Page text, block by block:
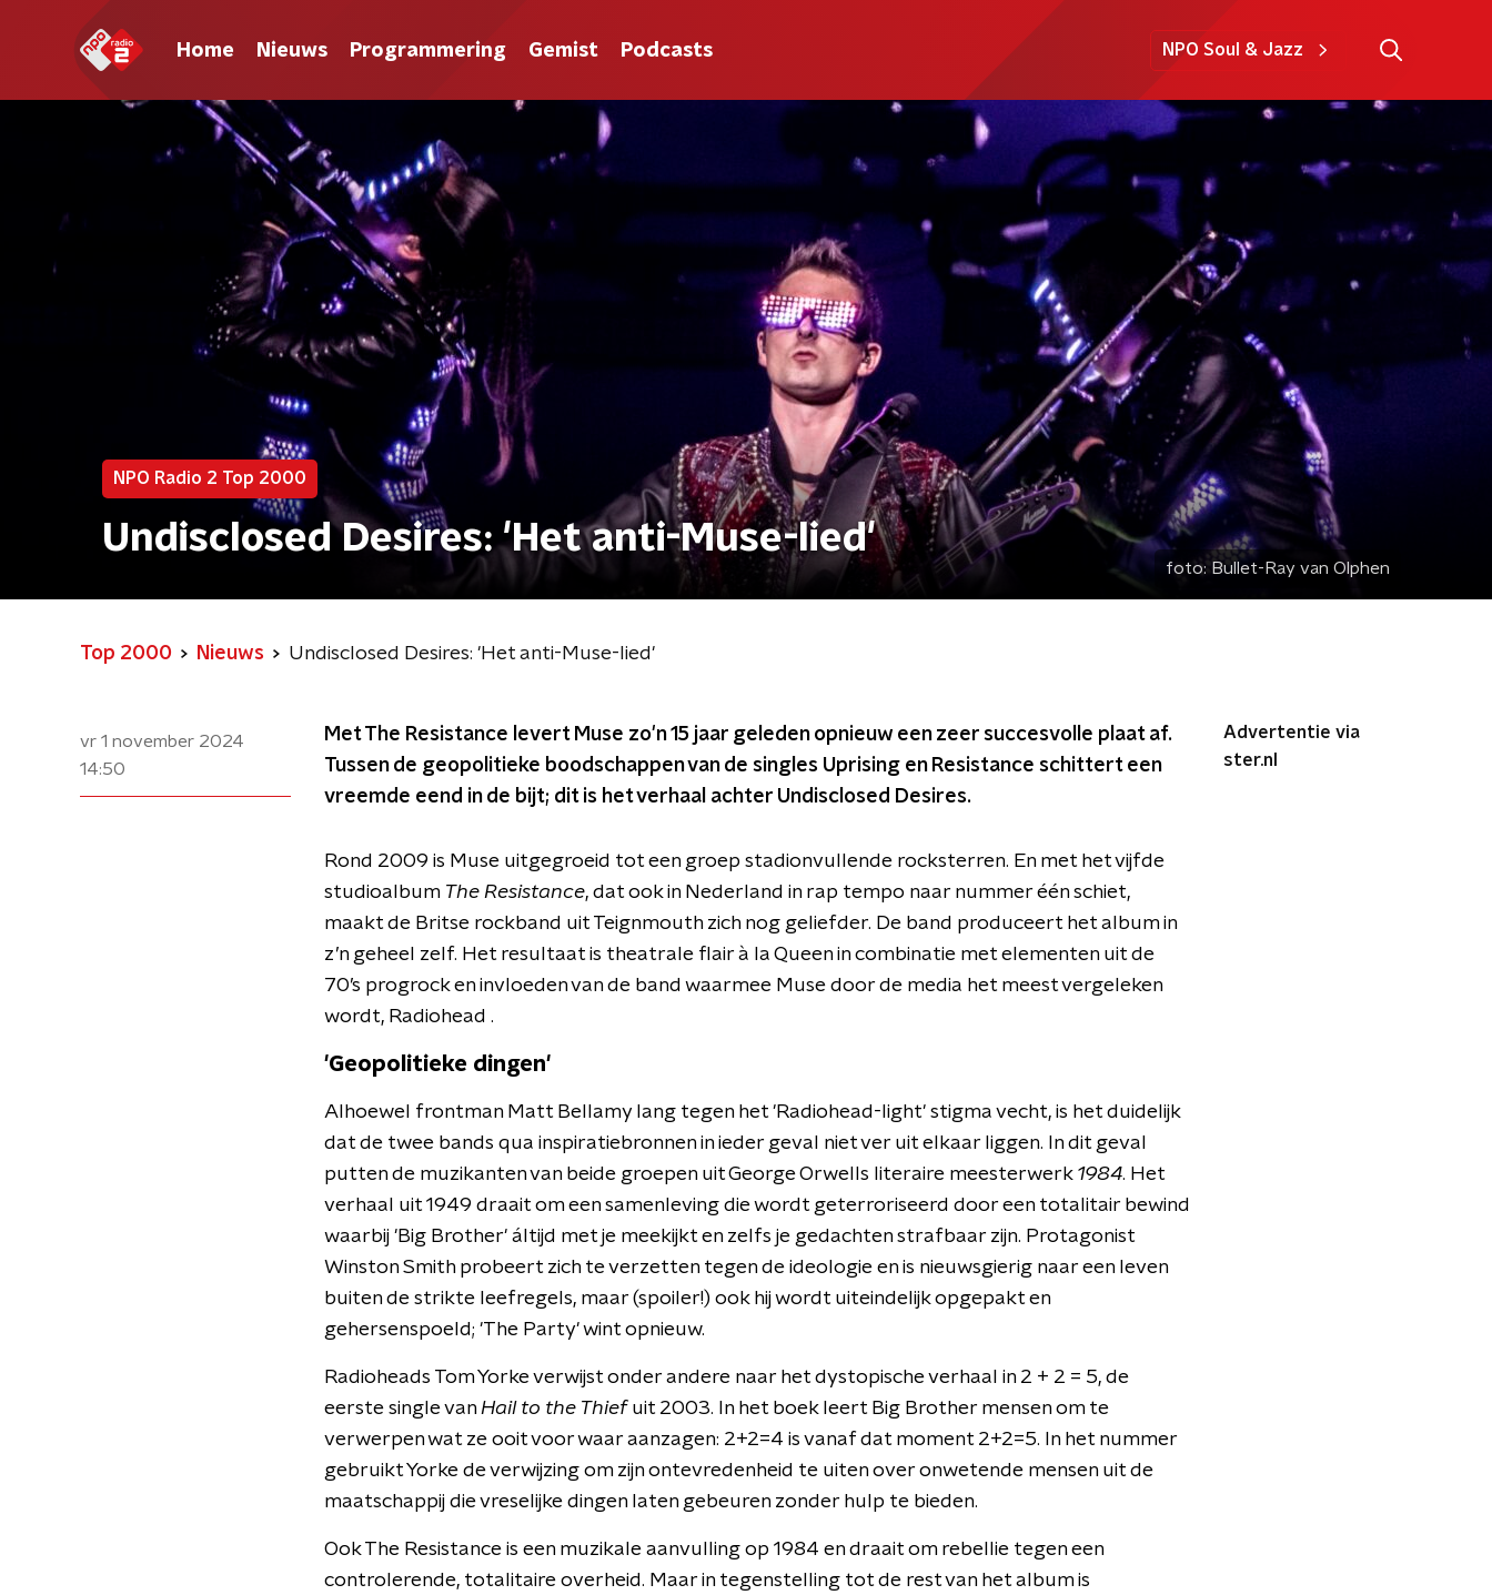
Home Nieuws Programmering Gemist Podcasts NPO Soul & Jazz
NPO Radio 2 Top 2000
Undisclosed Desires: 'Het anti-Muse-lied'
foto: Bullet-Ray van Olphen
Top 2000 Nieuws Undisclosed Desires: 'Het anti-Muse-lied'
vr 1 november 2024
14:50
Met The Resistance levert Muse zo'n 15 jaar geleden opnieuw een zeer succesvolle plaat af.
Tussen de geopolitieke boodschappen van de singles Uprising en Resistance schittert een
vreemde eend in de bijt; dit is het verhaal achter Undisclosed Desires.
Rond 2009 is Muse uitgegroeid tot een groep stadionvullende rocksterren. En met het vijfde
studioalbum The Resistance, dat ook in Nederland in rap tempo naar nummer één schiet,
maakt de Britse rockband uit Teignmouth zich nog geliefder. De band produceert het album in
z’n geheel zelf. Het resultaat is theatrale flair à la Queen in combinatie met elementen uit de
70’s progrock en invloeden van de band waarmee Muse door de media het meest vergeleken
wordt, Radiohead .
'Geopolitieke dingen'
Alhoewel frontman Matt Bellamy lang tegen het 'Radiohead-light' stigma vecht, is het duidelijk
dat de twee bands qua inspiratiebronnen in ieder geval niet ver uit elkaar liggen. In dit geval
putten de muzikanten van beide groepen uit George Orwells literaire meesterwerk 1984. Het
verhaal uit 1949 draait om een samenleving die wordt geterroriseerd door een totalitair bewind
waarbij 'Big Brother' áltijd met je meekijkt en zelfs je gedachten strafbaar zijn. Protagonist
Winston Smith probeert zich te verzetten tegen de ideologie en is nieuwsgierig naar een leven
buiten de strikte leefregels, maar (spoiler!) ook hij wordt uiteindelijk opgepakt en
gehersenspoeld; 'The Party' wint opnieuw.
Radioheads Tom Yorke verwijst onder andere naar het dystopische verhaal in 2 + 2 = 5, de
eerste single vanHail to the Thiefuit 2003. In het boek leert Big Brother mensen om te
verwerpen wat ze ooit voor waar aanzagen: 2+2=4 is vanaf dat moment 2+2=5. In het nummer
gebruikt Yorke de verwijzing om zijn ontevredenheid te uiten over onwetende mensen uit de
maatschappij die vreselijke dingen laten gebeuren zonder hulp te bieden.
Ook The Resistance is een muzikale aanvulling op 1984 en draait om rebellie tegen een
controlerende, totalitaire overheid. Maar in tegenstelling tot de rest van het album is
Advertentie via
ster.nl